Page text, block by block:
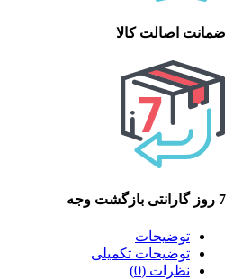
ضمانت اصالت کالا
7 روز گارانتی بازگشت وجه
توضیحات
توضیحات تکمیلی
نظرات (0)